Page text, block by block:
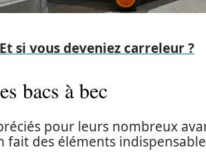
Et si vous deveniez carreleur ?
bacs à bec
pour leurs nombreux
fait des éléments